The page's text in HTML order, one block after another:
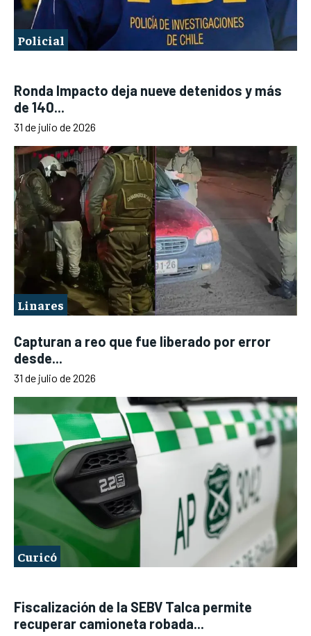
Policial
Ronda Impacto deja nueve detenidos y más
de 140...
31 de julio de 2026
Linares
Capturan a reo que fue liberado por error
desde...
31 de julio de 2026
Curicó
Fiscalización de la SEBV Talca permite
recuperar camioneta robada...